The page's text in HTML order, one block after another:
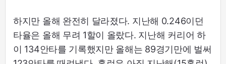
하지만 올해 완전히 달라졌다. 지난해 0.246이던
타율은 올해 무려 1할이 올랐다. 지난해 커리어 하
이 134안타를 기록했지만 올해는 89경기만에 벌써